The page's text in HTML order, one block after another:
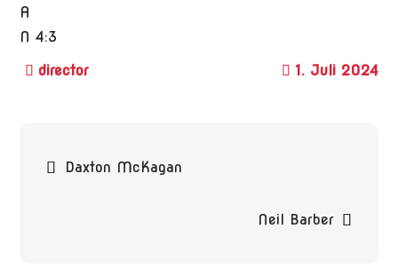
A
N 4:3
1. Juli 2024
Beitragsnavigation
Daxton McKagan
Neil Barber